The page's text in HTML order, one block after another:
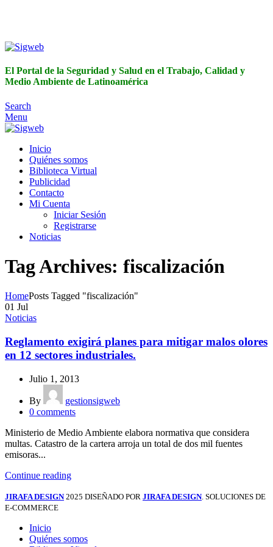
El Portal de la Seguridad y Salud en el Trabajo, Calidad y
Medio Ambiente de Latinoamérica
Search
Menu
Inicio
Quiénes somos
Biblioteca Virtual
Publicidad
Contacto
Mi Cuenta
Iniciar Sesión
Registrarse
Noticias
Tag Archives: fiscalización
HomePosts Tagged "fiscalización"
01 Jul
Noticias
Reglamento exigirá planes para mitigar malos olores
en 12 sectores industriales.
Julio 1, 2013
By
gestionsigweb
0 comments
Ministerio de Medio Ambiente elabora normativa que considera
multas. Catastro de la cartera arroja un total de dos mil fuentes
emisoras...
Continue reading
JIRAFA DESIGN 2025 DISEÑADO POR JIRAFA DESIGN. SOLUCIONES DE
E-COMMERCE
Inicio
Quiénes somos